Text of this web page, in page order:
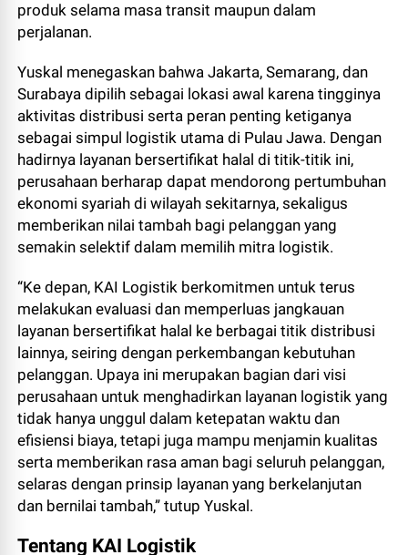
produk selama masa transit maupun dalam
perjalanan.
Yuskal menegaskan bahwa Jakarta, Semarang, dan
Surabaya dipilih sebagai lokasi awal karena tingginya
aktivitas distribusi serta peran penting ketiganya
sebagai simpul logistik utama di Pulau Jawa. Dengan
hadirnya layanan bersertifikat halal di titik-titik ini,
perusahaan berharap dapat mendorong pertumbuhan
ekonomi syariah di wilayah sekitarnya, sekaligus
memberikan nilai tambah bagi pelanggan yang
semakin selektif dalam memilih mitra logistik.
“Ke depan, KAI Logistik berkomitmen untuk terus
melakukan evaluasi dan memperluas jangkauan
layanan bersertifikat halal ke berbagai titik distribusi
lainnya, seiring dengan perkembangan kebutuhan
pelanggan. Upaya ini merupakan bagian dari visi
perusahaan untuk menghadirkan layanan logistik yang
tidak hanya unggul dalam ketepatan waktu dan
efisiensi biaya, tetapi juga mampu menjamin kualitas
serta memberikan rasa aman bagi seluruh pelanggan,
selaras dengan prinsip layanan yang berkelanjutan
dan bernilai tambah,” tutup Yuskal.
Tentang KAI Logistik